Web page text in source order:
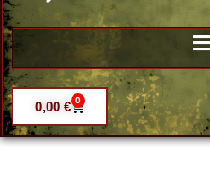
0,00 € 0